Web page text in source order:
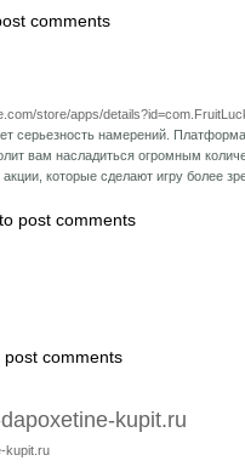
comments
store/apps/
серьезность намерений.
вам насладиться огромным
которые сделают игру более
to post comments
post comments
kupit.ru
kupit.ru